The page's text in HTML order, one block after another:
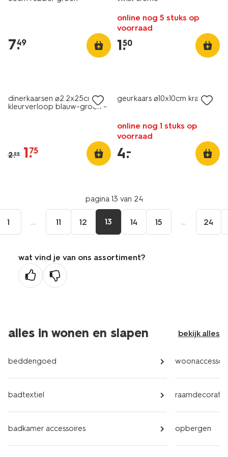
7.
49
online nog 5 stuks op
voorraad
1.
50
dinerkaarsen ⌀2.2x25cm
kleurverloop blauw-groen -
2.99 1.
75
geurkaars ⌀10x10cm kracht
online nog 1 stuks op
voorraad
4.
–
pagina 13 van 24
1 ... 11 12 13 14 15 ... 24
wat vind je van ons assortiment?
alles in wonen en slapen bekijk alles
beddengoed
badtextiel
badkamer accessoires
raamdecoratie
opbergen